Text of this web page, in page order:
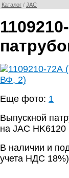
Каталог / JAC
Еще фото: 1
Выпускной
на JAC
В наличии и
учета НДС